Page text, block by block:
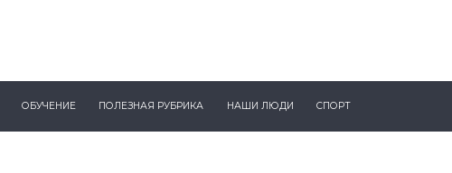
ОБУЧЕНИЕ ПОЛЕЗНАЯ РУБРИКА НАШИ ЛЮДИ СПОРТ